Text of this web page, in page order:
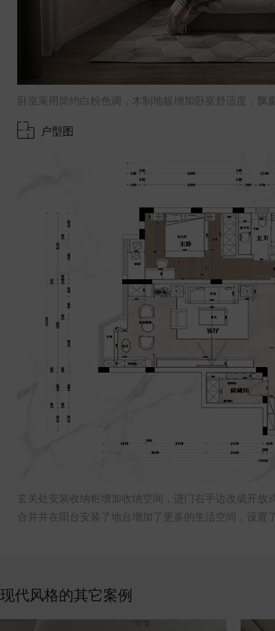
卧室采用简约白粉色调，木制地板增加卧室舒适度，飘
户型图
玄关处安装收纳柜增加收纳空间，进门右手边改成开
合并并在阳台安装了地台增加了更多的生活空间，设置
现代风格的其它案例